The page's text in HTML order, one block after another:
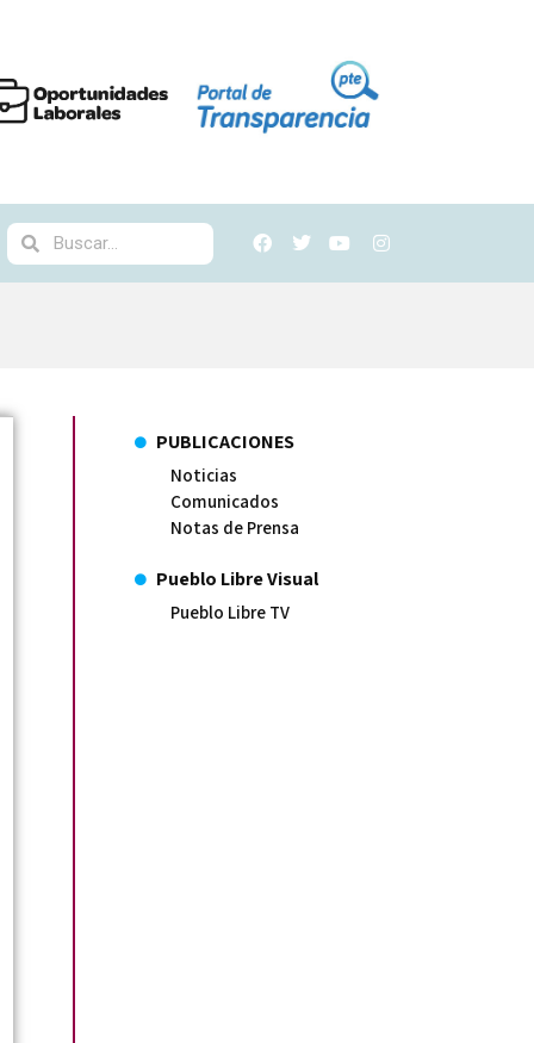
PUBLICACIONES
Noticias
Comunicados
Notas de Prensa
Pueblo Libre Visual
Pueblo Libre TV